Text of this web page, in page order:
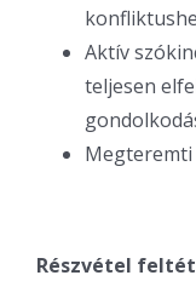
Aktív
teljesen
Megteremti
Részvétel